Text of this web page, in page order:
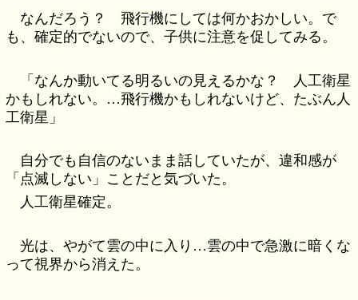
なんだろう？ 飛行機にしては何かおかしい。で
も、確定的でないので、子供に注意を促してみる。
「なんか動いてる明るいの見えるかな？ 人工衛星
かもしれない。…飛行機かもしれないけど、たぶん人
工衛星」
自分でも自信のないまま話していたが、違和感が
「点滅しない」ことだと気づいた。
人工衛星確定。
光は、やがて雲の中に入り…雲の中で急激に暗くな
って視界から消えた。